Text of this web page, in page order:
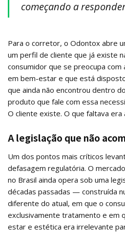
começando a
Para o corretor, o Odontox abre
um perfil de cliente que já existe
consumidor que se preocupa com
em bem-estar e que está
que ainda não encontrou dentro
produto que fale com essa
O cliente existe. O que faltava era
A legislação que não
Um dos pontos mais críticos
defasagem regulatória. O
no Brasil ainda opera sob uma
décadas passadas — construída
diferente do atual, em que o
exclusivamente tratamento e em
estar e estética era irrelevante